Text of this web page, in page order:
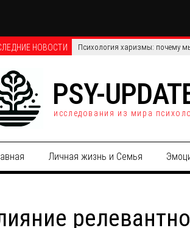
НОВОСТИ Телефонные против онлайн-
PSY-
исследования из мира
Личная жизнь и Семья